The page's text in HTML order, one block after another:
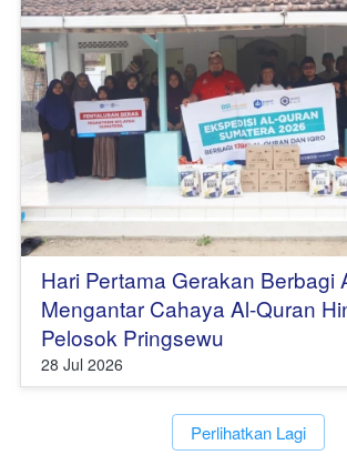
Hari Pertama Gerakan Berbagi
Mengantar Cahaya Al-Quran
Pelosok Pringsewu
28 Jul 2026
`Perlihatkan Lagi